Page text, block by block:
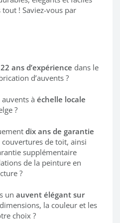
tout ! Saviez-vous par
ans d’expérience dans le
d’auvents ?
à échelle locale
?
dix ans de garantie
de toit, ainsi
supplémentaire
de la peinture en
?
un auvent élégant sur
la couleur et les
choix ?